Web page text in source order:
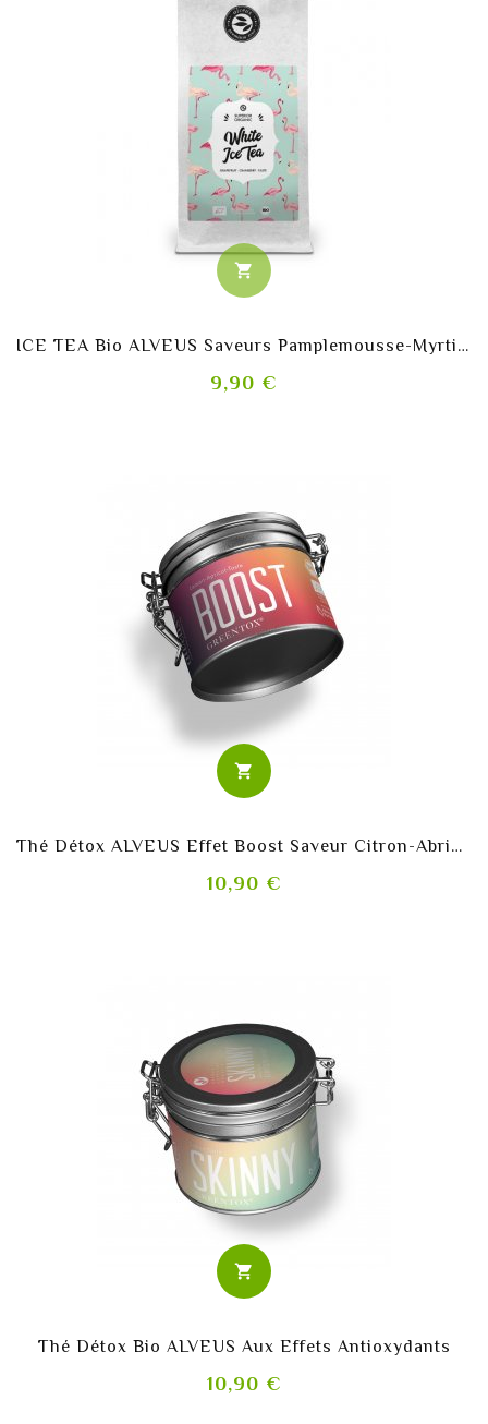
shopping_cart
ICE TEA Bio ALVEUS Saveurs Pamplemousse-Myrtille
9,90 €
shopping_cart
Thé Détox ALVEUS Effet Boost Saveur Citron-Abricot
10,90 €
shopping_cart
Thé Détox Bio ALVEUS Aux Effets Antioxydants
10,90 €